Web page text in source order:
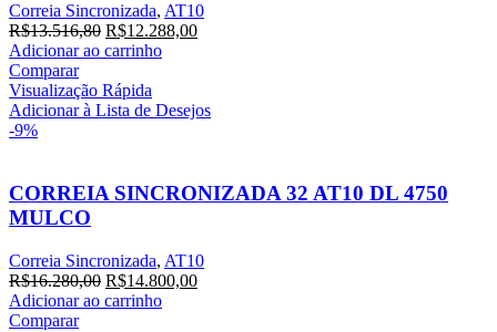
Correia Sincronizada, AT10
R$13.516,80 O
preço
era:
R$13.516,80.
R$12.288,00O
R$12.288,00.
Adicionar ao carrinho
Comparar
Visualização Rápida
Adicionar à Lista de Desejos
-9%
CORREIA SINCRONIZADA 32 AT10 DL 4750
MULCO
Correia Sincronizada, AT10
R$16.280,00 O
preço
R$14.800,00O
Adicionar ao carrinho
Comparar